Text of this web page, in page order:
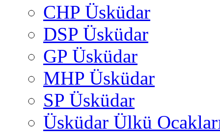
CHP Üsküdar
DSP Üsküdar
GP Üsküdar
MHP Üsküdar
SP Üsküdar
Üsküdar Ülkü